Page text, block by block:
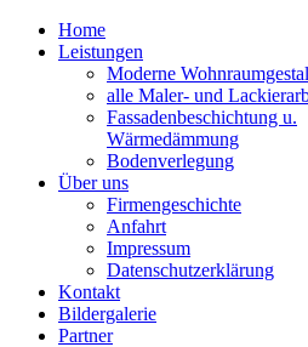
Home
Leistungen
Moderne
alle Maler- und
Fassadenbeschichtung u.
Wärmedämmung
Bodenverlegung
Über uns
Firmengeschichte
Anfahrt
Impressum
Datenschutzerklärung
Kontakt
Bildergalerie
Partner